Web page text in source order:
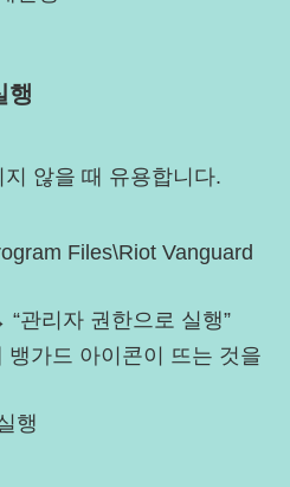
행
않을 때 유용합니다.
Files\Riot Vanguard
관리자 권한으로 실행”
뱅가드 아이콘이 뜨는 것을
행